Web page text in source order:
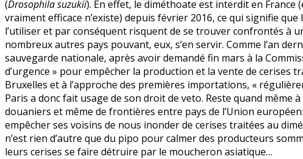
au
diméthoate
:
du
pipeau
!
v2
(Drosophila suzukii). En effet, le diméthoate est interdit en
vraiment efficace n’existe) depuis février 2016, ce qui signifie
l’utiliser et par conséquent risquent de se trouver confrontés à
nombreux autres pays pouvant, eux, s’en servir. Comme l’an
sauvegarde nationale, après avoir demandé fin mars à la
d’urgence » pour empêcher la production et la vente de cerises
Bruxelles et à l’approche des premières importations, «
Paris a donc fait usage de son droit de veto. Reste quand même
douaniers et même de frontières entre pays de l’Union
empêcher ses voisins de nous inonder de cerises traitées au
n’est rien d’autre que du pipo pour calmer des producteurs
leurs cerises se faire détruire par le moucheron asiatique…